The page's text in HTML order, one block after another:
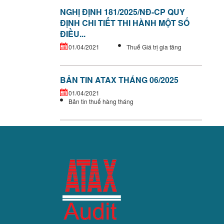
NGHỊ ĐỊNH 181/2025/NĐ-CP QUY
ĐỊNH CHI TIẾT THI HÀNH MỘT SỐ
ĐIỀU...
01/04/2021 Thuế Giá trị gia tăng
BẢN TIN ATAX THÁNG 06/2025
01/04/2021
Bản tin thuế hàng tháng